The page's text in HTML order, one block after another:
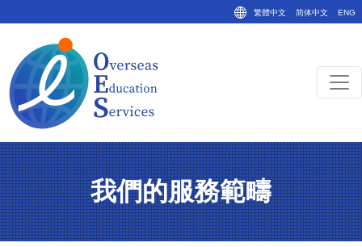
繁體中文 简体中文 ENG
我們的服務範疇